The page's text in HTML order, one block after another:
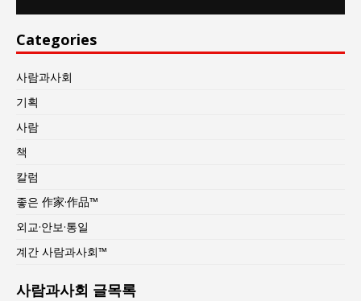
Categories
사람과사회
기획
사람
책
칼럼
좋은 作家·作品™
외교·안보·통일
계간 사람과사회™
사람과사회 글목록